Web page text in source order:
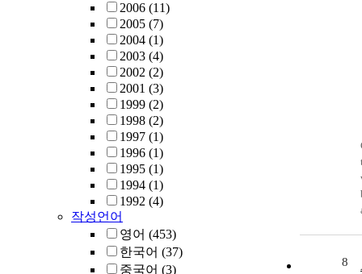
2006 (11)
2005 (7)
2004 (1)
2003 (4)
2002 (2)
2001 (3)
1999 (2)
1998 (2)
1997 (1)
1996 (1)
1995 (1)
1994 (1)
1992 (4)
작성언어
영어 (453)
한국어 (37)
중국어 (3)
8